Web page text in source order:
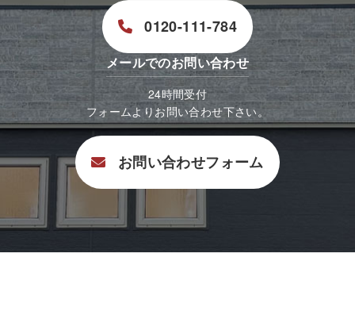
0120-111-784
メールでのお問い合わせ
24時間受付
フォームよりお問い合わせ下さい。
お問い合わせフォーム